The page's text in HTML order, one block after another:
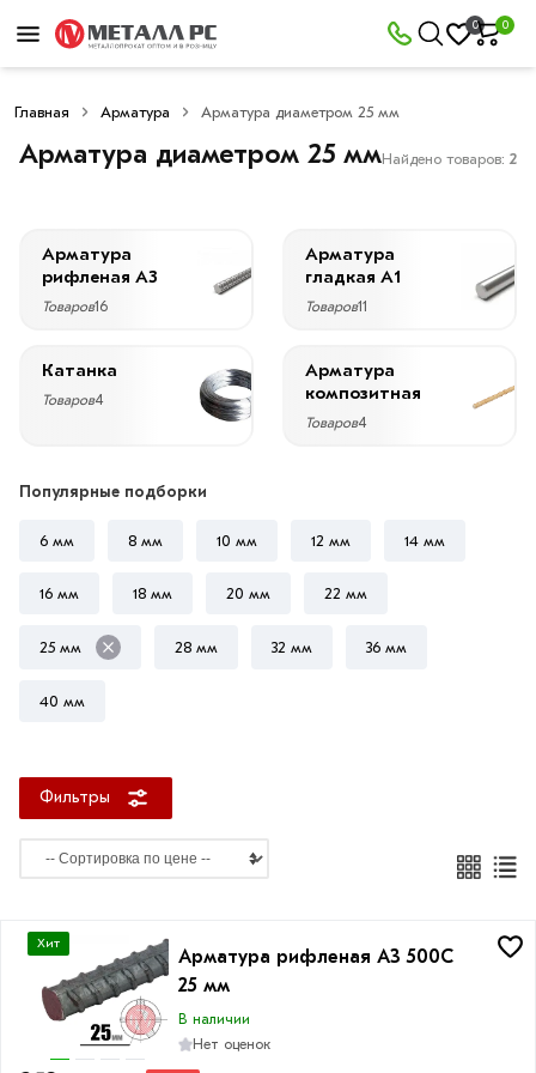
0 0
Главная Арматура Арматура диаметром 25 мм
Арматура диаметром 25 ммНайдено товаров: 2
Арматура
рифленая А3
Товаров16
Арматура
гладкая А1
Товаров11
Катанка
Товаров4
Арматура
композитная
Товаров4
Популярные подборки
6 мм 8 мм 10 мм 12 мм 14 мм
16 мм 18 мм 20 мм 22 мм
25 мм 28 мм 32 мм 36 мм
40 мм
Фильтры
Фильтры
×
Со
скидкой
Цена
руб.
25
Длина
Фактура
Рифленая
Класс
Хит
Арматура рифленая А3 500С
25 мм
В наличии
Нет оценок